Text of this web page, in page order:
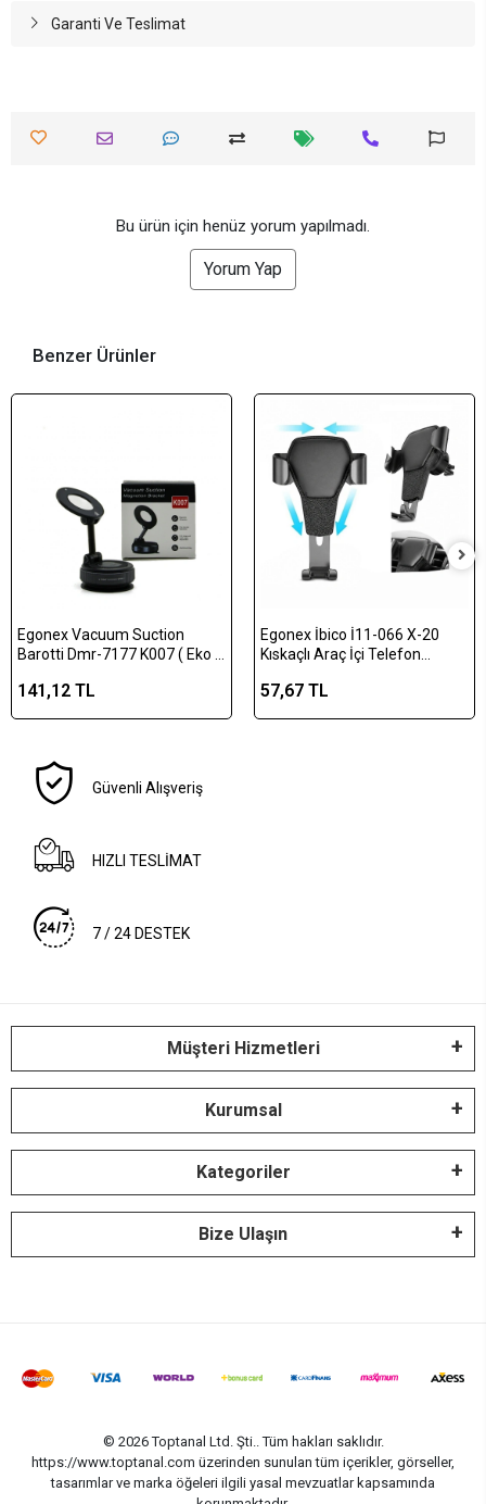
Garanti Ve Teslimat
Bu ürün için henüz yorum yapılmadı.
Yorum Yap
Benzer Ürünler
Egonex Vacuum Suction
Barotti Dmr-7177 K007 ( Eko )
Araç Telefon Tutacak
141,12 TL
Egonex İbico İ11-066 X-20
Kıskaçlı Araç İçi Telefon
57,67 TL
Güvenli Alışveriş
HIZLI TESLİMAT
7 / 24 DESTEK
Müşteri Hizmetleri
Kurumsal
Kategoriler
Bize Ulaşın
© 2026 Toptanal Ltd. Şti.. Tüm hakları saklıdır.
https://www.toptanal.com üzerinden sunulan tüm içerikler, görseller,
tasarımlar ve marka öğeleri ilgili yasal mevzuatlar kapsamında